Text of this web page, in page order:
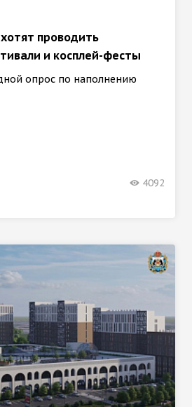
проводить
и косплей-фесты
опрос по наполнению
4092